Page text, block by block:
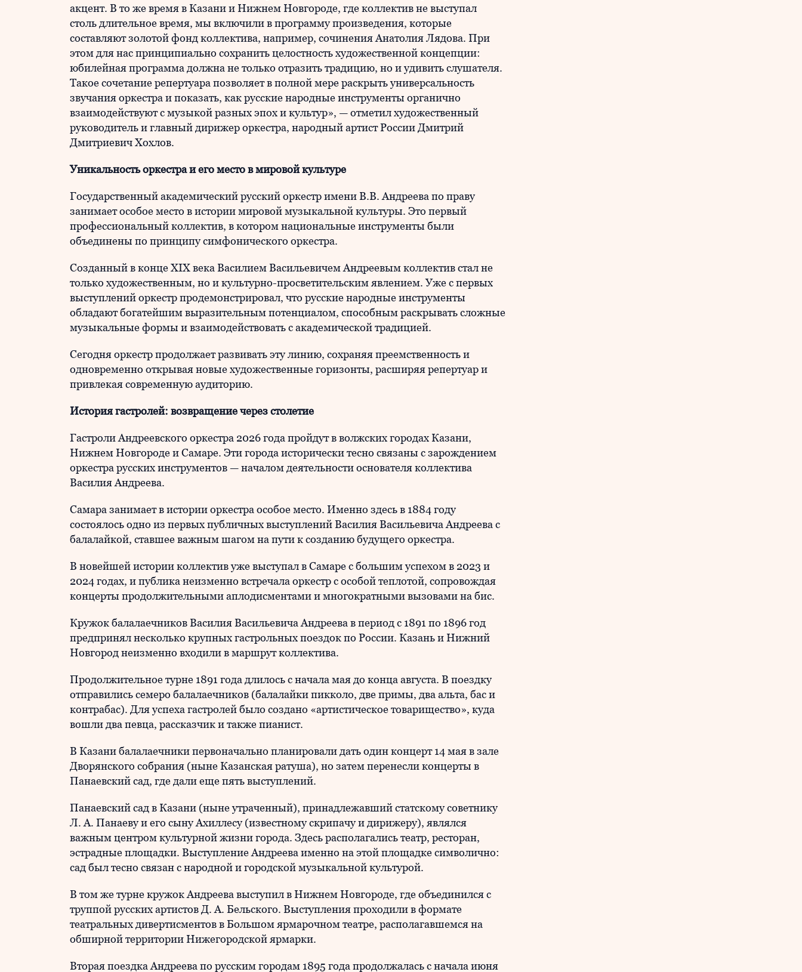
акцент. В то же время в Казани и Нижнем Новгороде, где коллектив не выступал
столь длительное время, мы включили в программу произведения, которые
составляют золотой фонд коллектива, например, сочинения Анатолия Лядова. При
этом для нас принципиально сохранить целостность художественной концепции:
юбилейная программа должна не только отразить традицию, но и удивить слушателя.
Такое сочетание репертуара позволяет в полной мере раскрыть универсальность
звучания оркестра и показать, как русские народные инструменты органично
взаимодействуют с музыкой разных эпох и культур», — отметил художественный
руководитель и главный дирижер оркестра, народный артист России Дмитрий
Дмитриевич Хохлов.
Уникальность оркестра и его место в мировой культуре
Государственный академический русский оркестр имени В.В. Андреева по праву
занимает особое место в истории мировой музыкальной культуры. Это первый
профессиональный коллектив, в котором национальные инструменты были
объединены по принципу симфонического оркестра.
Созданный в конце XIX века Василием Васильевичем Андреевым коллектив стал не
только художественным, но и культурно-просветительским явлением. Уже с первых
выступлений оркестр продемонстрировал, что русские народные инструменты
обладают богатейшим выразительным потенциалом, способным раскрывать сложные
музыкальные формы и взаимодействовать с академической традицией.
Сегодня оркестр продолжает развивать эту линию, сохраняя преемственность и
одновременно открывая новые художественные горизонты, расширяя репертуар и
привлекая современную аудиторию.
История гастролей: возвращение через столетие
Гастроли Андреевского оркестра 2026 года пройдут в волжских городах Казани,
Нижнем Новгороде и Самаре. Эти города исторически тесно связаны с зарождением
оркестра русских инструментов — началом деятельности основателя коллектива
Василия Андреева.
Самара занимает в истории оркестра особое место. Именно здесь в 1884 году
состоялось одно из первых публичных выступлений Василия Васильевича Андреева с
балалайкой, ставшее важным шагом на пути к созданию будущего оркестра.
В новейшей истории коллектив уже выступал в Самаре с большим успехом в 2023 и
2024 годах, и публика неизменно встречала оркестр с особой теплотой, сопровождая
концерты продолжительными аплодисментами и многократными вызовами на бис.
Кружок балалаечников Василия Васильевича Андреева в период с 1891 по 1896 год
предпринял несколько крупных гастрольных поездок по России. Казань и Нижний
Новгород неизменно входили в маршрут коллектива.
Продолжительное турне 1891 года длилось с начала мая до конца августа. В поездку
отправились семеро балалаечников (балалайки пикколо, две примы, два альта, бас и
контрабас). Для успеха гастролей было создано «артистическое товарищество», куда
вошли два певца, рассказчик и также пианист.
В Казани балалаечники первоначально планировали дать один концерт 14 мая в зале
Дворянского собрания (ныне Казанская ратуша), но затем перенесли концерты в
Панаевский сад, где дали еще пять выступлений.
Панаевский сад в Казани (ныне утраченный), принадлежавший статскому советнику
Л. А. Панаеву и его сыну Ахиллесу (известному скрипачу и дирижеру), являлся
важным центром культурной жизни города. Здесь располагались театр, ресторан,
эстрадные площадки. Выступление Андреева именно на этой площадке символично:
сад был тесно связан с народной и городской музыкальной культурой.
В том же турне кружок Андреева выступил в Нижнем Новгороде, где объединился с
труппой русских артистов Д. А. Бельского. Выступления проходили в формате
театральных дивертисментов в Большом ярмарочном театре, располагавшемся на
обширной территории Нижегородской ярмарки.
Вторая поездка Андреева по русским городам 1895 года продолжалась с начала июня